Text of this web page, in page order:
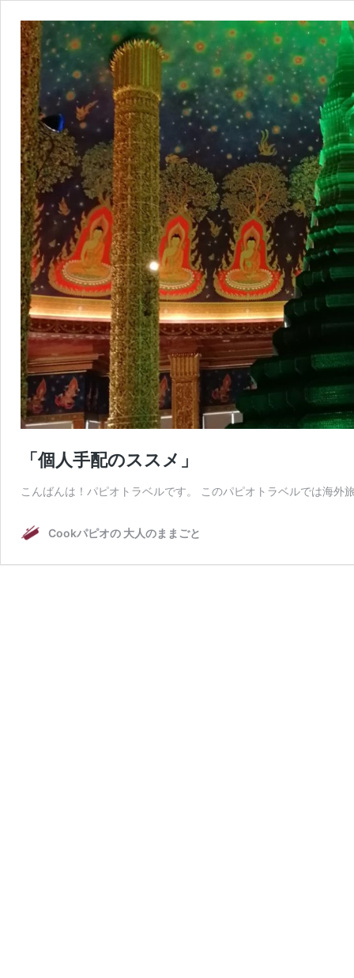
「個人手配のススメ」
こんばんは！パピオトラベルです。 このパピオトラベルでは海
Cookパピオの 大人のままごと